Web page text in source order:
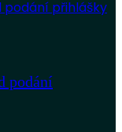
podání